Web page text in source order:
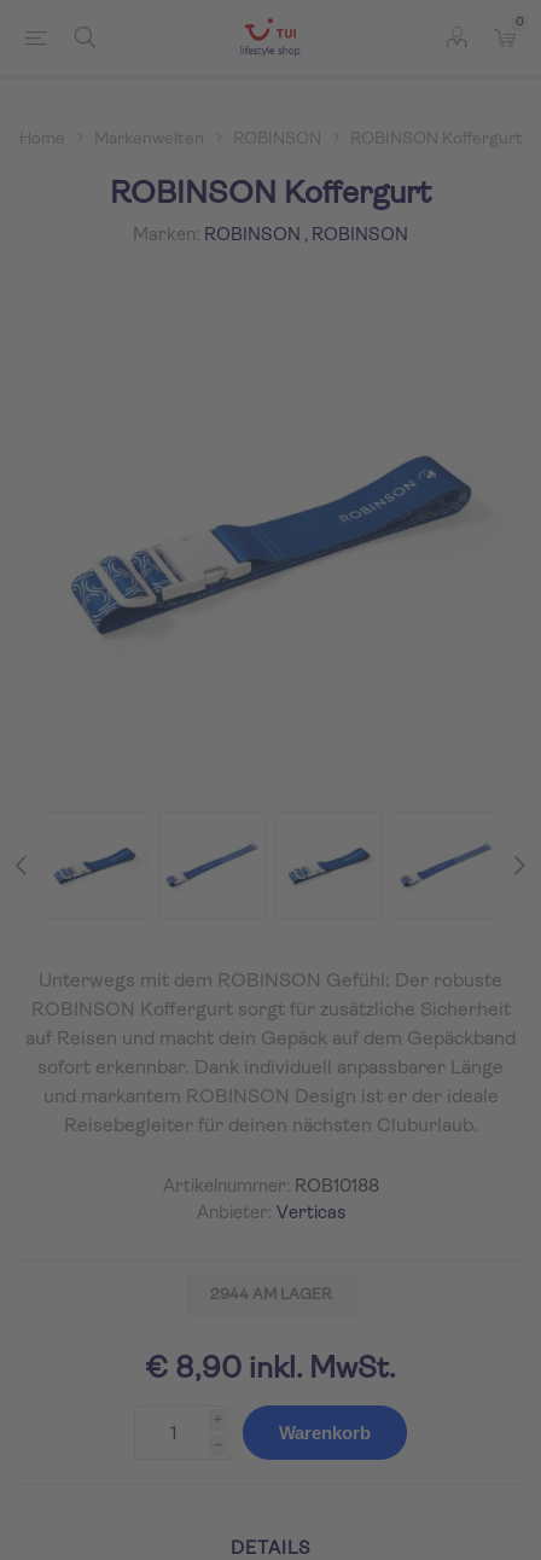
0
Home Markenwelten ROBINSON ROBINSON Koffergurt
ROBINSON Koffergurt
Marken: ROBINSON , ROBINSON
Unterwegs mit dem ROBINSON Gefühl: Der robuste
ROBINSON Koffergurt sorgt für zusätzliche Sicherheit
auf Reisen und macht dein Gepäck auf dem Gepäckband
sofort erkennbar. Dank individuell anpassbarer Länge
und markantem ROBINSON Design ist er der ideale
Reisebegleiter für deinen nächsten Cluburlaub.
Artikelnummer: ROB10188
Anbieter: Verticas
2944 AM LAGER
€ 8,90 inkl. MwSt.
i
h
Warenkorb
DETAILS